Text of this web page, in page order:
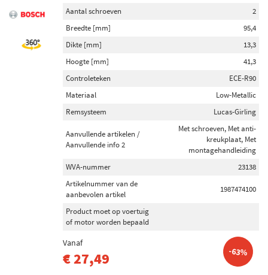
Aantal schroeven
2
Breedte [mm]
95,4
Dikte [mm]
13,3
Hoogte [mm]
41,3
Controleteken
ECE-R90
Materiaal
Low-Metallic
Remsysteem
Lucas-Girling
Aanvullende artikelen /
Aanvullende info 2
Met schroeven, Met anti-
kreukplaat, Met
montagehandleiding
WVA-nummer
23138
Artikelnummer van de
aanbevolen artikel
1987474100
Product moet op voertuig
of motor worden bepaald
Vanaf
€ 27,49 -63%